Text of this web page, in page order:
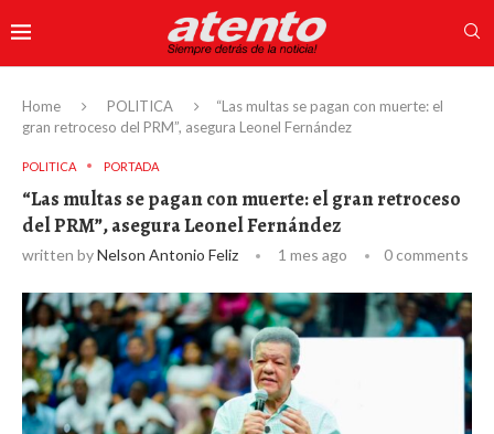
Home POLITICA
“Las multas se pagan con muerte: el
gran retroceso del PRM”, asegura Leonel Fernández
POLITICA PORTADA
“Las multas se pagan con muerte: el gran retroceso
del PRM”, asegura Leonel Fernández
written byNelson Antonio Feliz 1 mes ago 0 comments